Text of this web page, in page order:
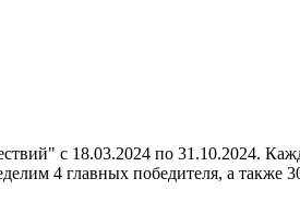
с 18.03.2024 по 31.10.2024.
4 главных победителя, а также